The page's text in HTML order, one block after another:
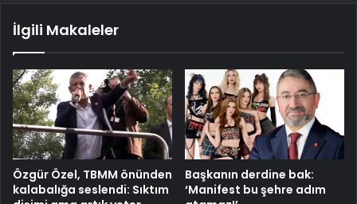
İlgili Makaleler
Özgür Özel, TBMM önünden
kalabalığa seslendi: Sıktım
Başkanın derdine bak:
‘Manifest bu şehre adım